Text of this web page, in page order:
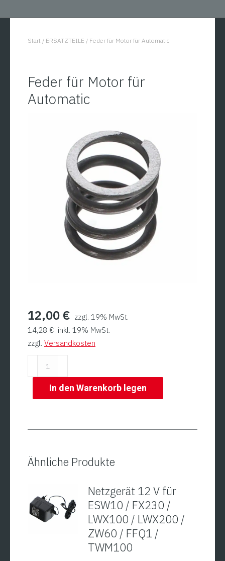
You are here:
Start / ERSATZTEILE / Feder für Motor für Automatic
Feder für Motor für
Automatic
12,00 € zzgl. 19% MwSt.
14,28 € inkl. 19% MwSt.
zzgl. Versandkosten
für
In den Warenkorb legen
Ähnliche Produkte
Netzgerät 12 V für
ESW10 / FX230 /
LWX100 / LWX200 /
ZW60 / FFQ1 /
TWM100